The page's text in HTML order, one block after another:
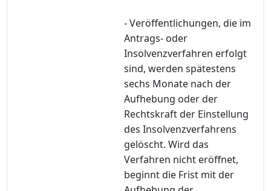
- Veröffentlichungen, die im
Antrags- oder
Insolvenzverfahren erfolgt
sind, werden spätestens
sechs Monate nach der
Aufhebung oder der
Rechtskraft der Einstellung
des Insolvenzverfahrens
gelöscht. Wird das
Verfahren nicht eröffnet,
beginnt die Frist mit der